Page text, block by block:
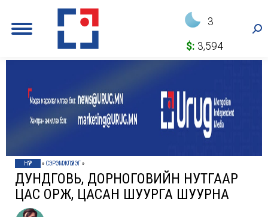
3
$: 3,594
НҮҮР » СЭРЭМЖЛҮҮЛЭГ»
ДУНДГОВЬ, ДОРНОГОВИЙН НУТГААР
ЦАС ОРЖ, ЦАСАН ШУУРГА ШУУРНА